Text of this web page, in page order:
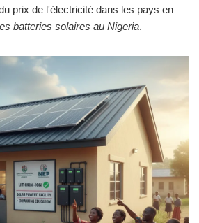
prix de l'électricité dans les pays en
batteries solaires au Nigeria.